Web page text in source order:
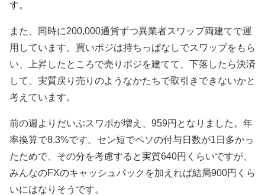
す。
また、同時に200,000通貨ずつ異業者スワップ両建てで運
用しています。買いポジは持ちっぱなしでスワップをもら
い、上昇したところで売りポジを建てて、下落したら決済
して、実質戻り売りのようなかたちで取引きできないかと
考えています。
前の週よりだいぶスワポが増え、959円となりました。年
率換算で8.3%です。セン短でペソの付与日数が1日多かっ
たためで、その分を考慮すると実質640円くらいですが、
みんなのFXのキャッシュバックを加えれば結局900円くら
いにはなりそうです。